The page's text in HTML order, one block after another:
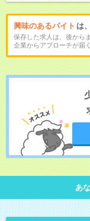
興味のあるバイト は
保存した求人は、後から
企業からアプローチが届
あ